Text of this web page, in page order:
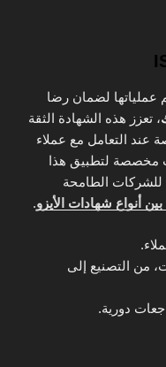
لضمان رضا
، تعزز هذه الشهادة الثقة
عند التعامل مع عملاء
مخصصة لتطبيق هذا
للشركات الطامحة
أنواع شهادات الأيزو.
من التصنيع إلى
دورية.